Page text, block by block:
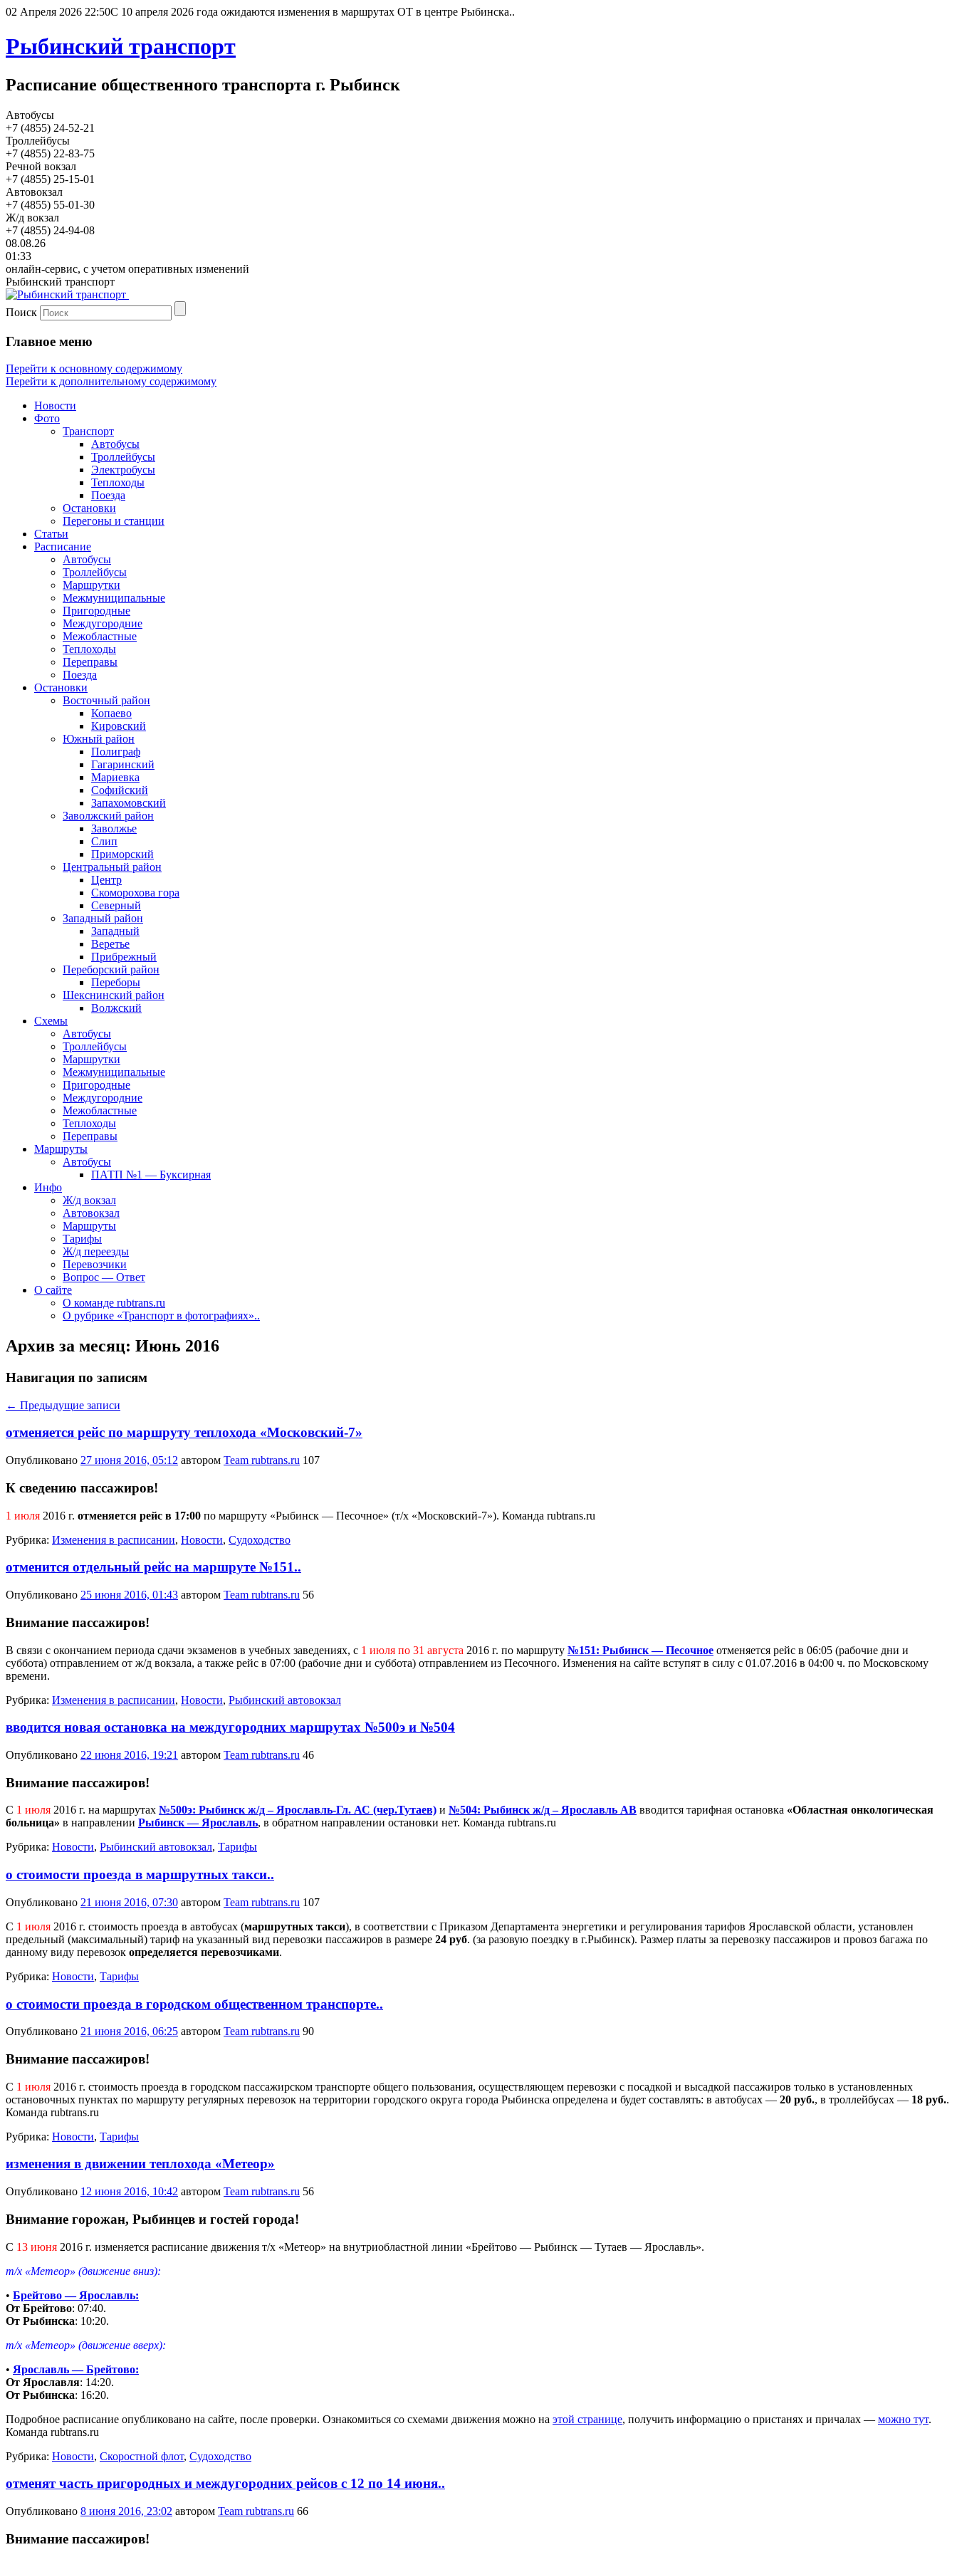
02 Апреля 2026 22:50С 10 апреля 2026 года ожидаются изменения в маршрутах ОТ в центре Рыбинска..
Рыбинский транспорт
Расписание общественного транспорта г. Рыбинск
Автобусы
+7 (4855) 24-52-21
Троллейбусы
+7 (4855) 22-83-75
Речной вокзал
+7 (4855) 25-15-01
Автовокзал
+7 (4855) 55-01-30
Ж/д вокзал
+7 (4855) 24-94-08
08.08.26
01:33
онлайн-сервис, с учетом оперативных изменений
Рыбинский транспорт
Поиск
Главное меню
Перейти к основному содержимому
Перейти к дополнительному содержимому
Новости
Фото
Транспорт
Автобусы
Троллейбусы
Электробусы
Теплоходы
Поезда
Остановки
Перегоны и станции
Статьи
Расписание
Автобусы
Троллейбусы
Маршрутки
Межмуниципальные
Пригородные
Междугородние
Межобластные
Теплоходы
Переправы
Поезда
Остановки
Восточный район
Копаево
Кировский
Южный район
Полиграф
Гагаринский
Мариевка
Софийский
Запахомовский
Заволжский район
Заволжье
Слип
Приморский
Центральный район
Центр
Скоморохова гора
Северный
Западный район
Западный
Веретье
Прибрежный
Переборский район
Переборы
Шекснинский район
Волжский
Схемы
Автобусы
Троллейбусы
Маршрутки
Межмуниципальные
Пригородные
Междугородние
Межобластные
Теплоходы
Переправы
Маршруты
Автобусы
ПАТП №1 — Буксирная
Инфо
Ж/д вокзал
Автовокзал
Маршруты
Тарифы
Ж/д переезды
Перевозчики
Вопрос — Ответ
О сайте
О команде rubtrans.ru
О рубрике «Транспорт в фотографиях»..
Архив за месяц: Июнь 2016
Навигация по записям
← Предыдущие записи
отменяется рейс по маршруту теплохода «Московский-7»
Опубликовано 27 июня 2016, 05:12 автором Team rubtrans.ru 107
К сведению пассажиров!
1 июля 2016 г. отменяется рейс в 17:00 по маршруту «Рыбинск — Песочное» (т/х «Московский-7»). Команда rubtrans.ru
Рубрика: Изменения в расписании, Новости, Судоходство
отменится отдельный рейс на маршруте №151..
Опубликовано 25 июня 2016, 01:43 автором Team rubtrans.ru 56
Внимание пассажиров!
В связи с окончанием периода сдачи экзаменов в учебных заведениях, с 1 июля по 31 августа 2016 г. по маршруту №151: Рыбинск — Песочное отменяется рейс в 06:05 (рабочие дни и
суббота) отправлением от ж/д вокзала, а также рейс в 07:00 (рабочие дни и суббота) отправлением из Песочного. Изменения на сайте вступят в силу с 01.07.2016 в 04:00 ч. по Московскому
времени.
Рубрика: Изменения в расписании, Новости, Рыбинский автовокзал
вводится новая остановка на междугородних маршрутах №500э и №504
Опубликовано 22 июня 2016, 19:21 автором Team rubtrans.ru 46
Внимание пассажиров!
С 1 июля 2016 г. на маршрутах №500э: Рыбинск ж/д – Ярославль-Гл. АС (чер.Тутаев) и №504: Рыбинск ж/д – Ярославль АВ вводится тарифная остановка «Областная онкологическая
больница» в направлении Рыбинск — Ярославль, в обратном направлении остановки нет. Команда rubtrans.ru
Рубрика: Новости, Рыбинский автовокзал, Тарифы
о стоимости проезда в маршрутных такси..
Опубликовано 21 июня 2016, 07:30 автором Team rubtrans.ru 107
С 1 июля 2016 г. стоимость проезда в автобусах (маршрутных такси), в соответствии с Приказом Департамента энергетики и регулирования тарифов Ярославской области, установлен
предельный (максимальный) тариф на указанный вид перевозки пассажиров в размере 24 руб. (за разовую поездку в г.Рыбинск). Размер платы за перевозку пассажиров и провоз багажа по
данному виду перевозок определяется перевозчиками.
Рубрика: Новости, Тарифы
о стоимости проезда в городском общественном транспорте..
Опубликовано 21 июня 2016, 06:25 автором Team rubtrans.ru 90
Внимание пассажиров!
С 1 июля 2016 г. стоимость проезда в городском пассажирском транспорте общего пользования, осуществляющем перевозки с посадкой и высадкой пассажиров только в установленных
остановочных пунктах по маршруту регулярных перевозок на территории городского округа города Рыбинска определена и будет составлять: в автобусах — 20 руб., в троллейбусах — 18 руб..
Команда rubtrans.ru
Рубрика: Новости, Тарифы
изменения в движении теплохода «Метеор»
Опубликовано 12 июня 2016, 10:42 автором Team rubtrans.ru 56
Внимание горожан, Рыбинцев и гостей города!
С 13 июня 2016 г. изменяется расписание движения т/х «Метеор» на внутриобластной линии «Брейтово — Рыбинск — Тутаев — Ярославль».
т/х «Метеор» (движение вниз):
• Брейтово — Ярославль:
От Брейтово: 07:40.
От Рыбинска: 10:20.
т/х «Метеор» (движение вверх):
• Ярославль — Брейтово:
От Ярославля: 14:20.
От Рыбинска: 16:20.
Подробное расписание опубликовано на сайте, после проверки. Ознакомиться со схемами движения можно на этой странице, получить информацию о пристанях и причалах — можно тут.
Команда rubtrans.ru
Рубрика: Новости, Скоростной флот, Судоходство
отменят часть пригородных и междугородних рейсов с 12 по 14 июня..
Опубликовано 8 июня 2016, 23:02 автором Team rubtrans.ru 66
Внимание пассажиров!